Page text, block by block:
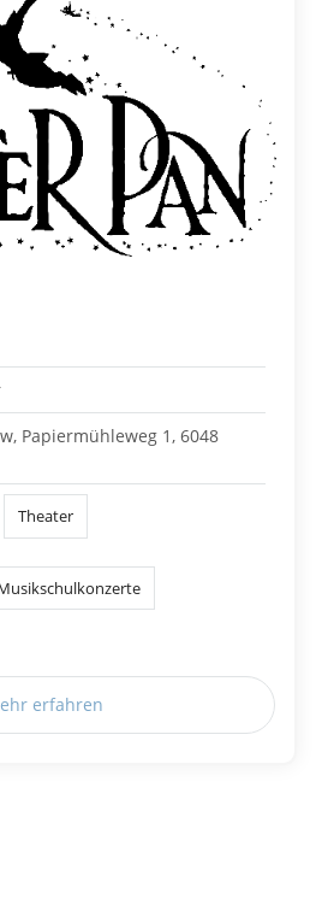
Papiermühleweg 1, 6048
Theater
erfahren